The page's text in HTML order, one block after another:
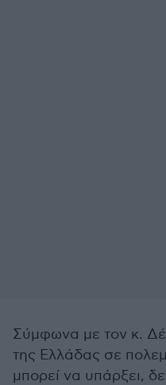
Σύμφωνα με τον κ.
της Ελλάδας σε
μπορεί να υπάρξει,